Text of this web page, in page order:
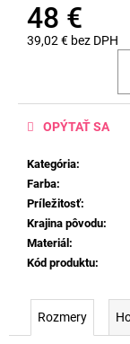
48 €
39,02 € bez DPH
Kategória:
Farba:
Príležitosť:
Krajina pôvodu:
Materiál :
Kód produktu:
OPÝTAŤ SA
Rozmery